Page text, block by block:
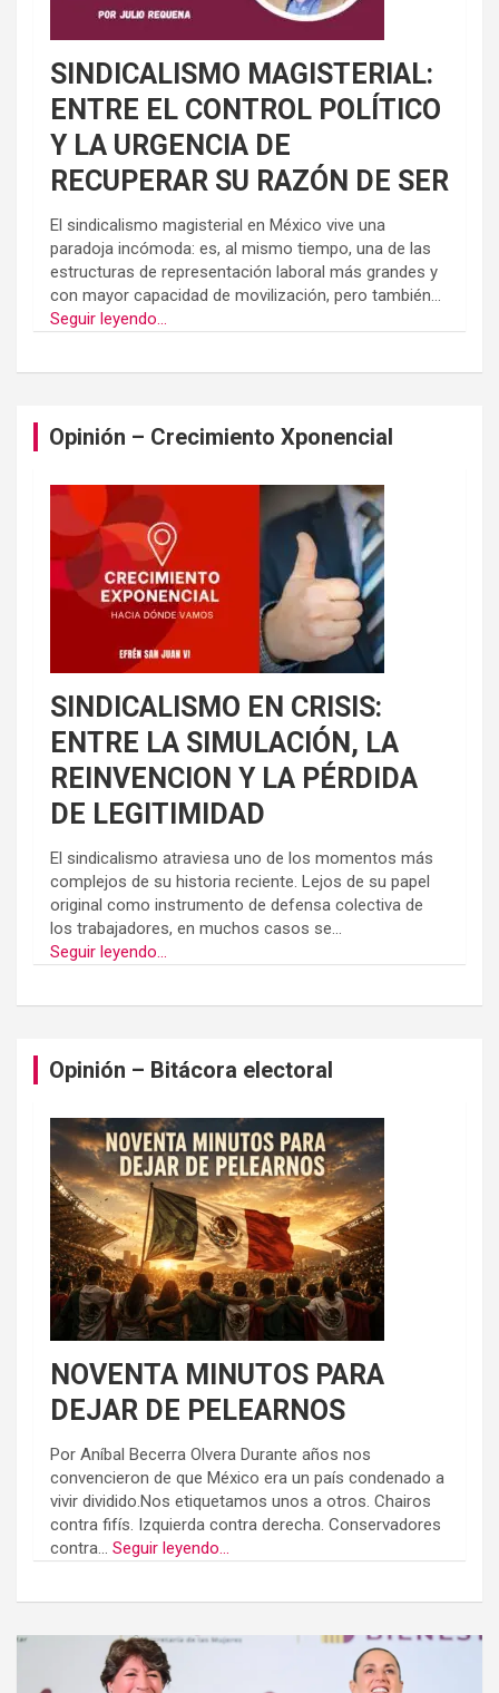
SINDICALISMO MAGISTERIAL:
ENTRE EL CONTROL POLÍTICO
Y LA URGENCIA DE
RECUPERAR SU RAZÓN DE SER
El sindicalismo magisterial en México vive una
paradoja incómoda: es, al mismo tiempo, una de las
estructuras de representación laboral más grandes y
con mayor capacidad de movilización, pero también...
Seguir leyendo...
Opinión – Crecimiento Xponencial
SINDICALISMO EN CRISIS:
ENTRE LA SIMULACIÓN, LA
REINVENCION Y LA PÉRDIDA
DE LEGITIMIDAD
El sindicalismo atraviesa uno de los momentos más
complejos de su historia reciente. Lejos de su papel
original como instrumento de defensa colectiva de
los trabajadores, en muchos casos se...
Seguir leyendo...
Opinión – Bitácora electoral
NOVENTA MINUTOS PARA
DEJAR DE PELEARNOS
Por Aníbal Becerra Olvera Durante años nos
convencieron de que México era un país condenado a
vivir dividido.Nos etiquetamos unos a otros. Chairos
contra fifís. Izquierda contra derecha. Conservadores
contra... Seguir leyendo...